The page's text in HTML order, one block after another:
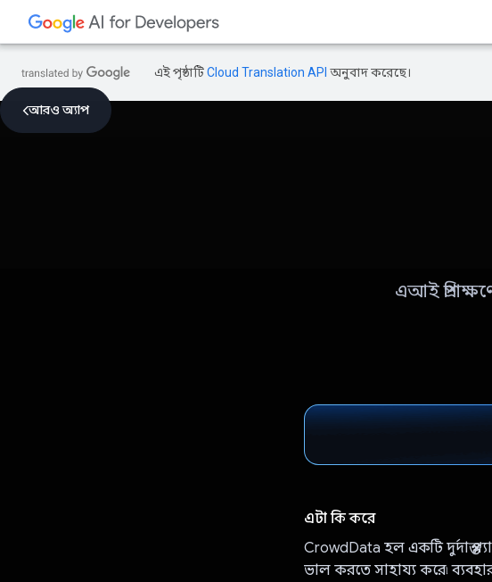
এই পৃষ্ঠাটিCloud Translation API অনুবাদ করেছে।
আরও অ্যাপ
এআই
এটা কি করে
CrowdData হল একটি দুর্দান্ত
ভাল করতে সাহায্য করে৷